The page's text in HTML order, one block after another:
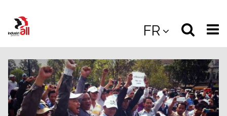
main
FR
Select
the
site